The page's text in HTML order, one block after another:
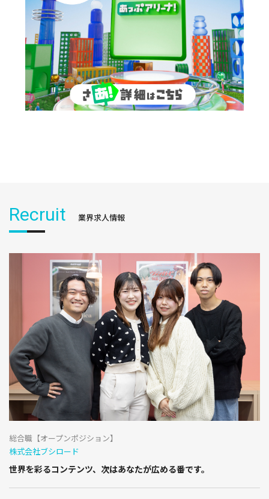
Recruit 業界求人情報
総合職【オープンポジション】
株式会社ブシロード
世界を彩るコンテンツ、次はあなたが広める番です。